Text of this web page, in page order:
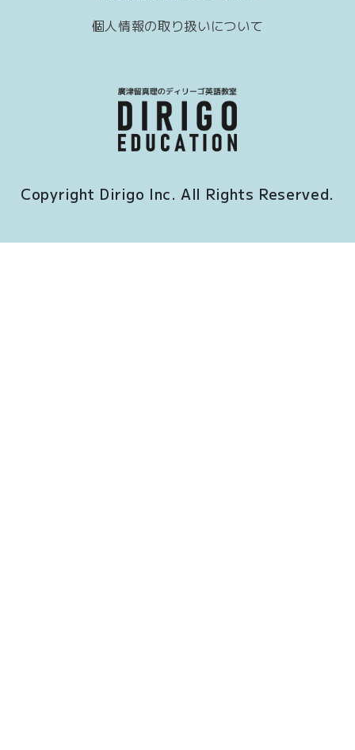
個人情報の取り扱いについて
Copyright Dirigo Inc. All Rights Reserved.